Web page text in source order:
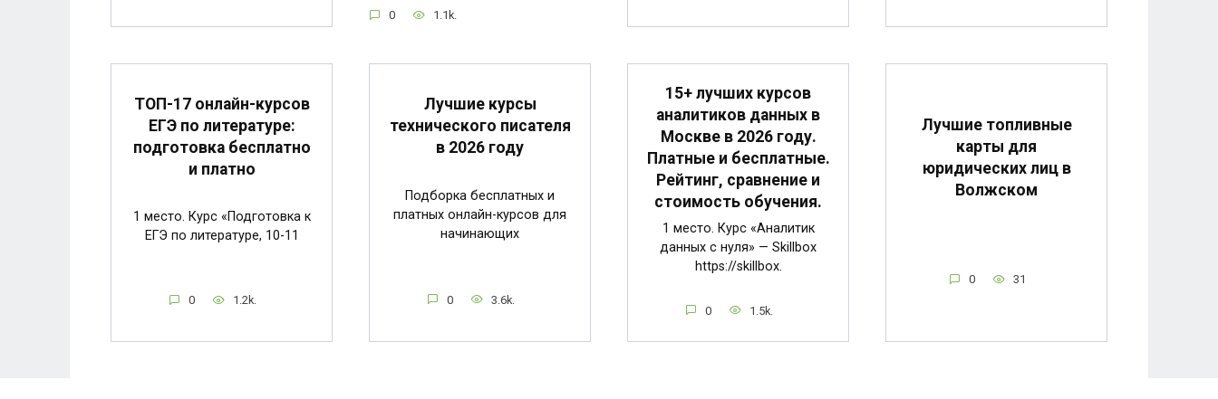
0 1.1k.
ТОП-17 онлайн-курсов
ЕГЭ по литературе:
подготовка бесплатно
и платно
1 место. Курс «Подготовка к
ЕГЭ по литературе, 10-11
0 1.2k.
Лучшие курсы
технического писателя
в 2026 году
Подборка бесплатных и
платных онлайн-курсов для
начинающих
0 3.6k.
15+ лучших курсов
аналитиков данных в
Москве в 2026 году.
Платные и бесплатные.
Рейтинг, сравнение и
стоимость обучения.
1 место. Курс «Аналитик
данных с нуля» — Skillbox
https://skillbox.
0 1.5k.
Лучшие топливные
карты для
юридических лиц в
Волжском
0 31